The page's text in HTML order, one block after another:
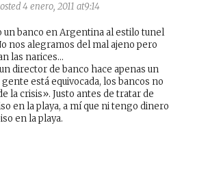
4 enero, 2011 at9:14
un banco en Argentina al estilo tunel
nos alegramos del mal ajeno pero
las narices…
director de banco hace apenas un
está equivocada, los bancos no
la crisis». Justo antes de tratar de
en la playa, a mí que ni tengo dinero
en la playa.